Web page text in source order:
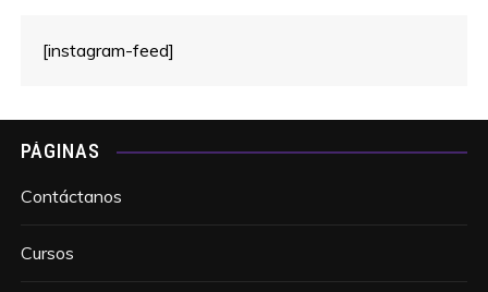
[instagram-feed]
PÁGINAS
Contáctanos
Cursos